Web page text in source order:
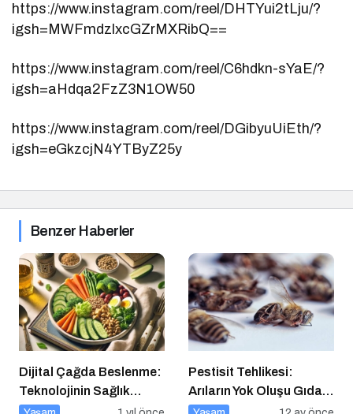
https://www.instagram.com/reel/DHTYui2tLju/?
igsh=MWFmdzlxcGZrMXRibQ==
https://www.instagram.com/reel/C6hdkn-sYaE/?
igsh=aHdqa2FzZ3N1OW50
https://www.instagram.com/reel/DGibyuUiEth/?
igsh=eGkzcjN4YTByZ25y
Benzer Haberler
Dijital Çağda Beslenme:
Teknolojinin Sağlık
Üzerindeki Etkileri ve
Pestisit Tehlikesi:
Arıların Yok Oluşu Gıda
Zincirini Çökertiyor!